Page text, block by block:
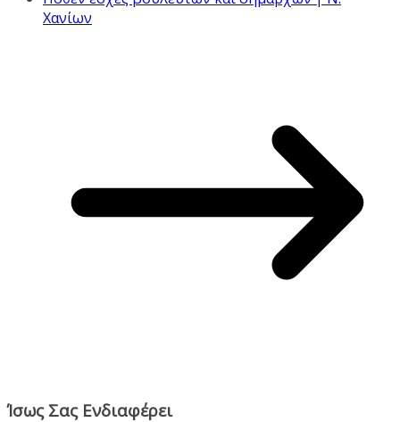
Χανίων
Ίσως Σας Ενδιαφέρει